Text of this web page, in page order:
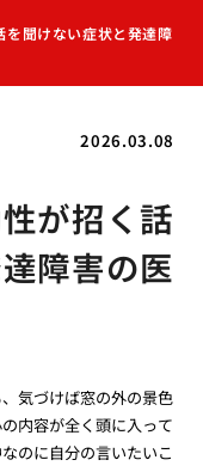
聞けない症状と発達障
2026.03.08
が招く話
障害の医
気づけば窓の外の景色
内容が全く頭に入って
のに自分の言いたいこ